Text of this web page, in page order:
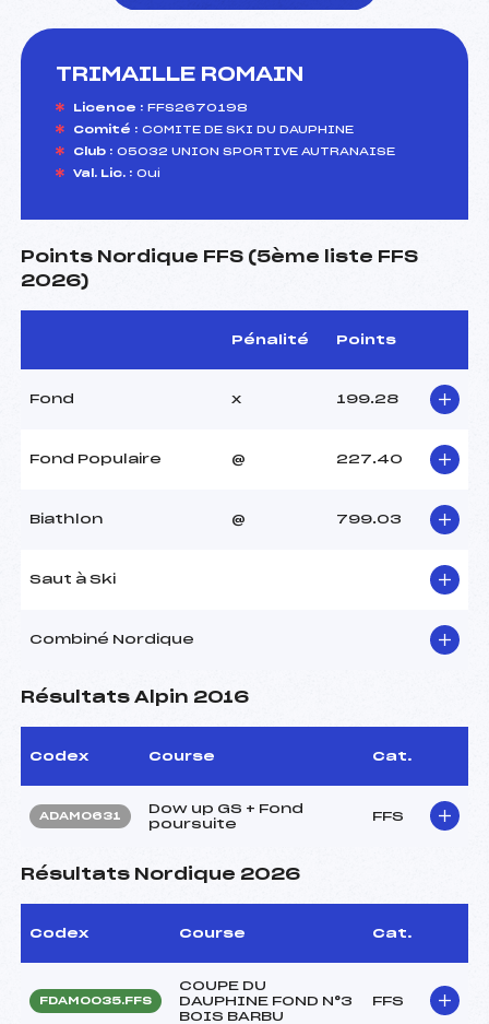
TRIMAILLE ROMAIN
Licence : FFS2670198
Comité : COMITE DE SKI DU DAUPHINE
Club : 05032 UNION SPORTIVE AUTRANAISE
Val. Lic. : Oui
Points Nordique FFS (5ème liste FFS
2026)
Pénalité Points
Fond x 199.28
Fond Populaire @ 227.40
Biathlon @ 799.03
Saut à Ski
Combiné Nordique
Résultats Alpin 2016
Codex Course Cat.
ADAM0631
Dow up GS + Fond
poursuite
FFS
Résultats Nordique 2026
Codex Course Cat.
FDAM0035.FFS
COUPE DU
DAUPHINE FOND N°3
BOIS BARBU
FFS